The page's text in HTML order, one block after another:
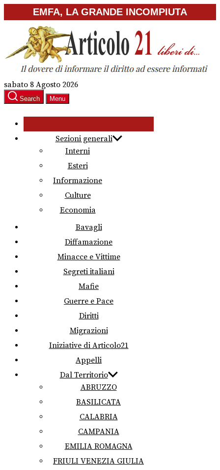
to
content
EMFA, LA GRANDE INCOMPIUTA
sabato 8 Agosto 2026
Search Menu
Sezioni generali
Interni
Esteri
Informazione
Culture
Economia
Bavagli
Diffamazione
Minacce e Vittime
Segreti italiani
Mafie
Guerre e Pace
Diritti
Migrazioni
Iniziative di Articolo21
Appelli
Dal Territorio
ABRUZZO
BASILICATA
CALABRIA
CAMPANIA
EMILIA ROMAGNA
FRIULI VENEZIA GIULIA